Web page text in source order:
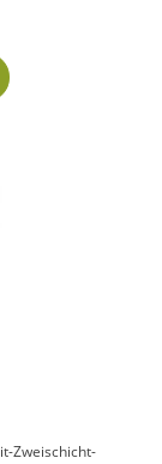
Zweischicht-